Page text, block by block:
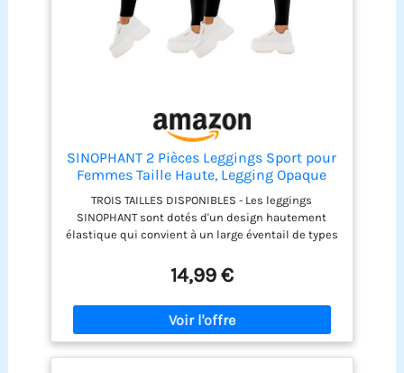
SINOPHANT 2 Pièces Leggings Sport pour
Femmes Taille Haute, Legging Opaque
pour Gym Sport Yoga(#2 pièces
Noir/Noir,L-XL)
TROIS TAILLES DISPONIBLES - Les leggings
SINOPHANT sont dotés d'un design hautement
élastique qui convient à un large éventail de types
offrent une incroyable adaptabilité - même les
personnes ayant des cuisses plus larges ou des
cadres plus petits peuvent trouver une paire de
leggings parfaitement adaptée. SUPER DOUX - Les
leggings pour femmes sont aussi doux que du
beurre, offrant un niveau de confort inégalé. La
14,99 €